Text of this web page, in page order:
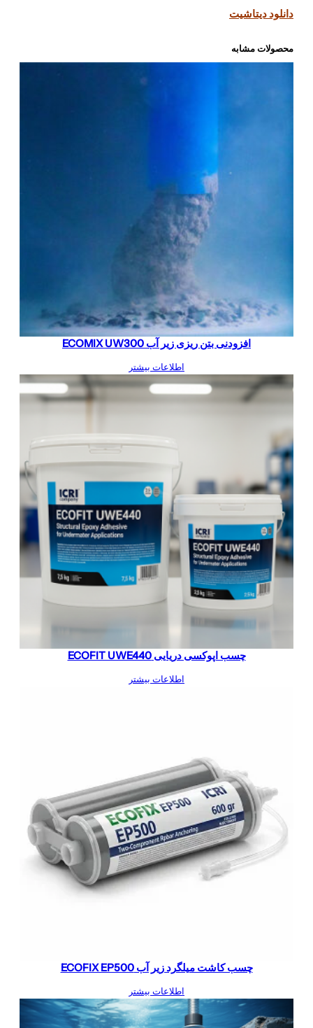
دانلود دیتاشیت
محصولات مشابه
افزودنی بتن ریزی زیر آب ECOMIX UW300
اطلاعات بیشتر
چسب اپوکسی دریایی ECOFIT UWE440
اطلاعات بیشتر
چسب کاشت میلگرد زیر آب ECOFIX EP500
اطلاعات بیشتر